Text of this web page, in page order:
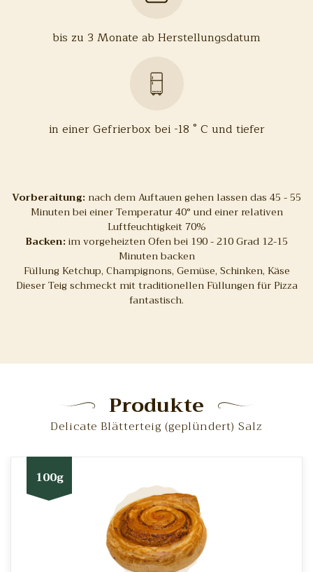
bis zu 3 Monate ab Herstellungsdatum
in einer Gefrierbox bei -18 ° C und tiefer
Vorberaitung: nach dem Auftauen gehen lassen das 45 - 55
Minuten bei einer Temperatur 40° und einer relativen
Luftfeuchtigkeit 70%
Backen: im vorgeheizten Ofen bei 190 - 210 Grad 12-15
Minuten backen
Füllung Ketchup, Champignons, Gemüse, Schinken, Käse
Dieser Teig schmeckt mit traditionellen Füllungen für Pizza
fantastisch.
Produkte
Delicate Blätterteig (geplündert) Salz
100g